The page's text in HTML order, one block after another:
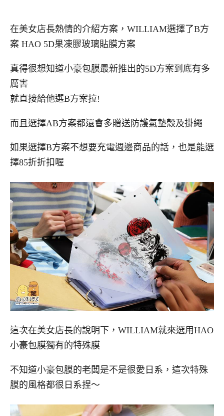
在美女店長熱情的介紹方案，WILLIAM選擇了B方
案 HAO 5D果凍膠玻璃貼膜方案
真得很想知道小豪包膜最新推出的5D方案到底有多
厲害
就直接給他選B方案拉!
而且選擇AB方案都還會多贈送防護氣墊殼及掛繩
如果選擇B方案不想要充電週邊商品的話，也是能選
擇85折折扣喔
這次在美女店長的說明下，WILLIAM就來選用HAO
小豪包膜獨有的特殊膜
不知道小豪包膜的老闆是不是很愛日系，這次特殊
膜的風格都很日系捏～